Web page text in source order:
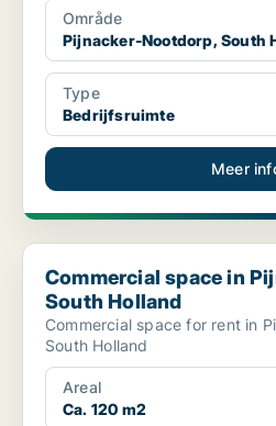
Område
Pijnacker-Nootdorp, South
Type
Bedrijfsruimte
Meer
Commercial space in Pijnacker-
Commercial space in
South Holland
Commercial space for rent in
South Holland
Areal
Ca. 120 m2